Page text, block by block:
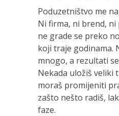
Poduzetništvo me
Ni firma, ni brend,
ne grade se preko
koji traje godinama.
mnogo, a rezultati
Nekada uložiš veliki
moraš promijeniti
zašto nešto radiš,
faze.